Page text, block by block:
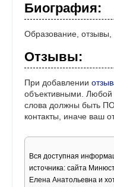
Биография:
Образование, отзывы,
Отзывы:
При добавлении
объективными. Любой
слова должны быть
контакты, иначе ваш
Вся доступная
источника: сайта
Елена Анатольевна и